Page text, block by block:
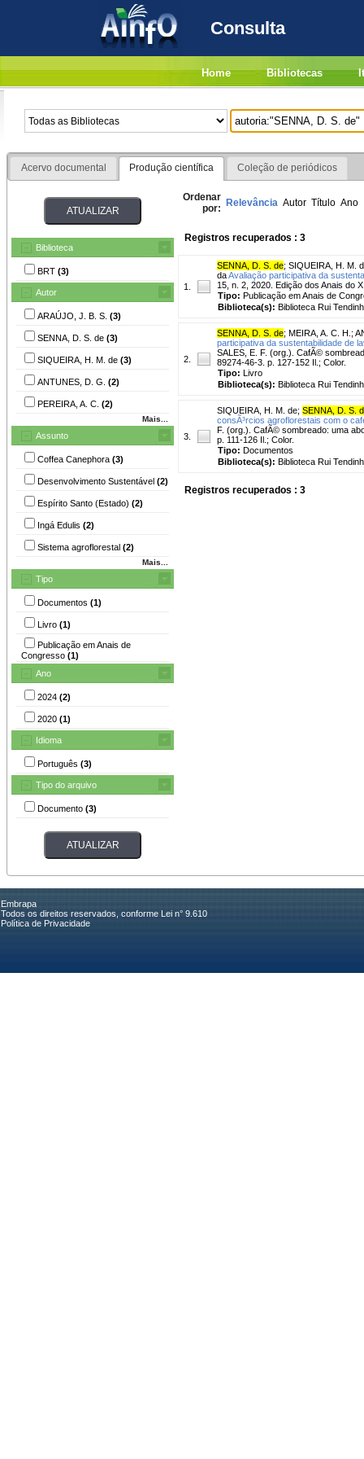
Consulta
Home Bibliotecas
Acervo documental Produção científica Coleção de periódicos
Biblioteca
BRT (3)
Autor
ARAÚJO, J. B. S. (3)
SENNA, D. S. de (3)
SIQUEIRA, H. M. de (3)
ANTUNES, D. G. (2)
PEREIRA, A. C. (2)
Mais...
Assunto
Coffea Canephora (3)
Desenvolvimento Sustentável (2)
Espírito Santo (Estado) (2)
Ingá Edulis (2)
Sistema agroflorestal (2)
Mais...
Tipo
Documentos (1)
Livro (1)
Publicação em Anais de
Congresso (1)
Ano
2024 (2)
2020 (1)
Idioma
Português (3)
Tipo do arquivo
Documento (3)
Ordenar
por: Relevância Autor Título Ano
Registros recuperados : 3
1.
SENNA, D. S. de; SIQUEIRA, H. M.
daAvaliação participativa da
15, n. 2, 2020. Edição dos Anais do
Tipo: Publicação em Anais de
Biblioteca(s): Biblioteca Rui
2.
SENNA, D. S. de; MEIRA, A. C. H. ;
participativa da sustentabilidade de
SALES, E. F. (org.). CafÃ©
89274-46-3. p. 127-152 Il.; Color.
Tipo: Livro
Biblioteca(s): Biblioteca Rui
3.
SIQUEIRA, H. M. de; SENNA, D. S.
consÃ³rcios agroflorestais com o
F. (org.). CafÃ© sombreado: uma
p. 111-126 Il.; Color.
Tipo: Documentos
Biblioteca(s): Biblioteca Rui
Registros recuperados : 3
Embrapa
Todos os direitos reservados, conforme Lei n° 9.610
Política de Privacidade